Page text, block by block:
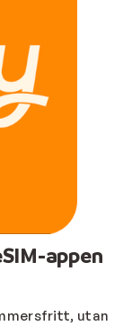
appen
utan